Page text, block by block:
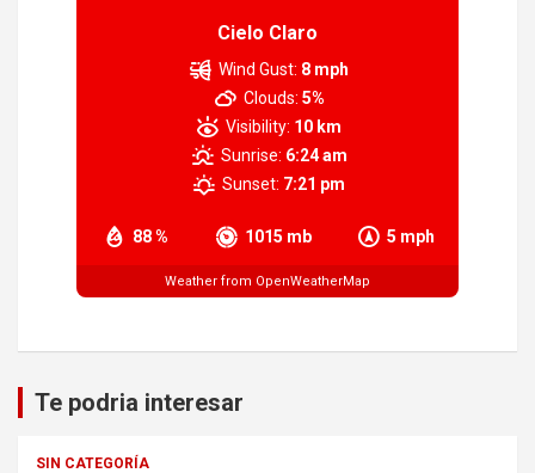
Cielo Claro
88 % 1015 mb 5 mph
Wind Gust: 8 mph
Clouds: 5%
Visibility: 10 km
Sunrise: 6:24 am
Sunset: 7:21 pm
Weather from OpenWeatherMap
Te podria interesar
SIN CATEGORÍA